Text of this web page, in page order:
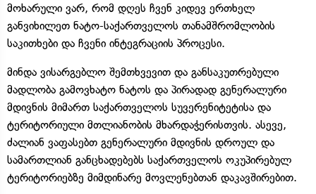
მოხარული ვარ, რომ დღეს ჩვენ კიდევ ერთხელ
განვიხილეთ ნატო-საქართველოს თანამშრომლობის
საკითხები და ჩვენი ინტეგრაციის პროცესი.
მინდა ვისარგებლო შემთხვევით და განსაკუთრებული
მადლობა გამოვხატო ნატოს და პირადად გენერალური
მდივნის მიმართ საქართველოს სუვერენიტეტისა და
ტერიტორიული მთლიანობის მხარდაჭერისთვის. ასევე,
ძალიან ვაფასებთ გენერალური მდივნის დროულ და
სამართლიან განცხადებებს საქართველოს ოკუპირებულ
ტერიტორიებზე მიმდინარე მოვლენებთან დაკავშირებით.